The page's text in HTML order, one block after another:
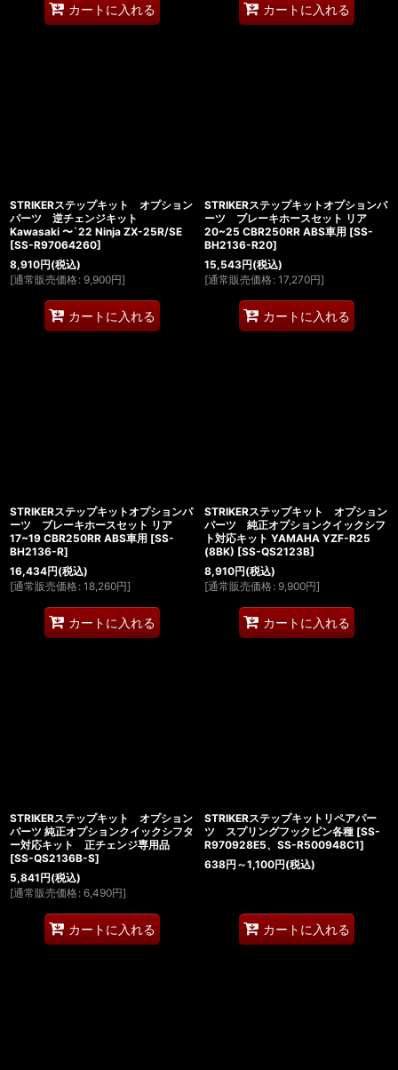
カートに入れる カートに入れる
STRIKERステップキット オプション
パーツ 逆チェンジキット
Kawasaki 〜`22 Ninja ZX-25R/SE
[SS-R97064260]
8,910円(税込)
[通常販売価格 : 9,900円]
カートに入れる
STRIKERステップキットオプションパ
ーツ ブレーキホースセット リア
20~25 CBR250RR ABS車用 [SS-
BH2136-R20]
15,543円(税込)
[通常販売価格 : 17,270円]
カートに入れる
STRIKERステップキットオプションパ
ーツ ブレーキホースセット リア
17~19 CBR250RR ABS車用 [SS-
BH2136-R]
16,434円(税込)
[通常販売価格 : 18,260円]
カートに入れる
STRIKERステップキット オプション
パーツ 純正オプションクイックシフ
ト対応キット YAMAHA YZF-R25
(8BK) [SS-QS2123B]
8,910円(税込)
[通常販売価格 : 9,900円]
カートに入れる
STRIKERステップキット オプション
パーツ 純正オプションクイックシフタ
ー対応キット 正チェンジ専用品
[SS-QS2136B-S]
5,841円(税込)
[通常販売価格 : 6,490円]
カートに入れる
STRIKERステップキットリペアパー
ツ スプリングフックピン各種 [SS-
R970928E5、SS-R500948C1]
638円 ～1,100円(税込)
カートに入れる